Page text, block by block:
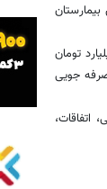
برای ساخت این بیمارستان که از سال ۹۴ شروع شده بود، در فاز اول حدود ۳ میلیارد تومان
هیات امنای صرفه جویی
بستری عمومی، اتفاقات،